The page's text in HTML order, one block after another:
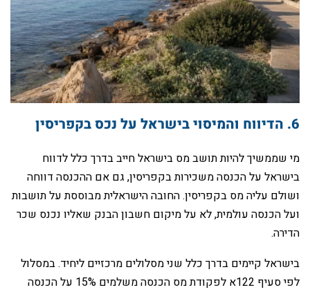
‏מי שממשיך להיות תושב מס בישראל חייב בדרך כלל לדווח
בישראל על הכנסה משכירות בקפריסין, גם אם ההכנסה דווחה
ושולם עליה מס בקפריסין. החובה הישראלית מבוססת על תושבות
ועל הכנסה עולמית, לא על מיקום חשבון הבנק שאליו נכנס שכר
הדירה.
‏בישראל קיימים בדרך כלל שני מסלולים מרכזיים ליחיד. במסלול
לפי סעיף 122א לפקודת מס הכנסה משלמים 15% על הכנסה